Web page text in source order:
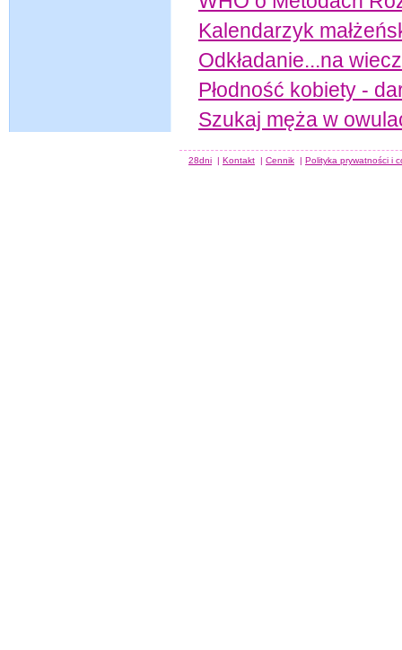
Kalendarzyk
Odkładanie...na
Płodność kobiety -
Szukaj męża w
28dni | Kontakt | Cennik | Polityka prywatności i